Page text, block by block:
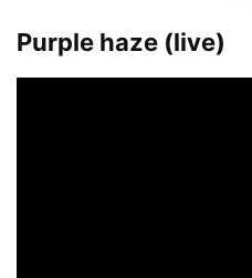
Purple haze (live)